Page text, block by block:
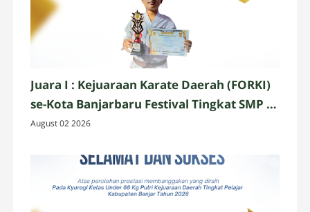
Juara I : Kejuaraan Karate Daerah (FORKI)
se-Kota Banjarbaru Festival Tingkat SMP di
Gedung Bina Satria Sabtu-Minggu 1 s.d 2
August 02 2026